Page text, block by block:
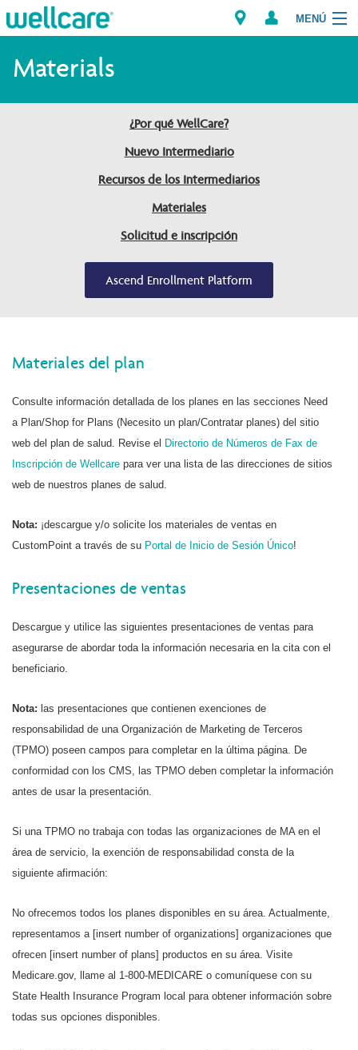
MENÚ
Explorar los Planes
Miembros
Intermediarios
Materials
¿Por qué WellCare?
Nuevo Intermediario
Recursos de los Intermediarios
Materiales
Solicitud e inscripción
Ascend Enrollment Platform
Materiales del plan
Consulte información detallada de los planes en las secciones Need
a Plan/Shop for Plans (Necesito un plan/Contratar planes) del sitio
web del plan de salud. Revise el Directorio de Números de Fax de
Inscripción de Wellcare para ver una lista de las direcciones de sitios
web de nuestros planes de salud.
Nota: ¡descargue y/o solicite los materiales de ventas en
CustomPoint a través de su Portal de Inicio de Sesión Único!
Presentaciones de ventas
Descargue y utilice las siguientes presentaciones de ventas para
asegurarse de abordar toda la información necesaria en la cita con el
beneficiario.
Nota: las presentaciones que contienen exenciones de
responsabilidad de una Organización de Marketing de Terceros
(TPMO) poseen campos para completar en la última página. De
conformidad con los CMS, las TPMO deben completar la información
antes de usar la presentación.
Si una TPMO no trabaja con todas las organizaciones de MA en el
área de servicio, la exención de responsabilidad consta de la
siguiente afirmación:
No ofrecemos todos los planes disponibles en su área. Actualmente,
representamos a [insert number of organizations] organizaciones que
ofrecen [insert number of plans] productos en su área. Visite
Medicare.gov, llame al 1-800-MEDICARE o comuníquese con su
State Health Insurance Program local para obtener información sobre
todas sus opciones disponibles.